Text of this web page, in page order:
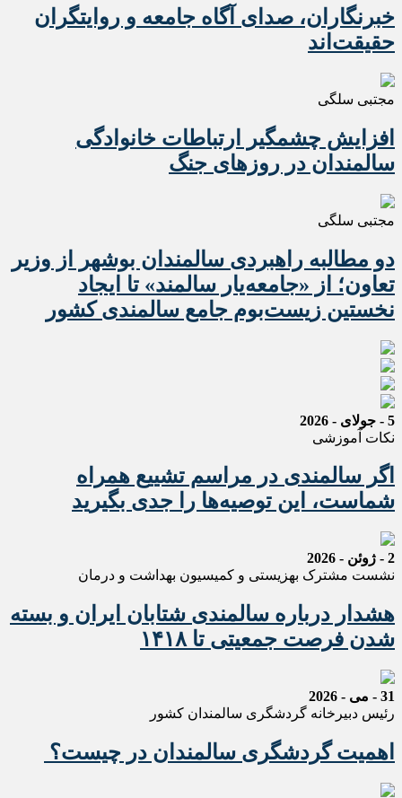
خبرنگاران، صدای آگاه جامعه و روایتگران
حقیقت‌اند
مجتبی سلگی
افزایش چشمگیر ارتباطات خانوادگی
سالمندان در روزهای جنگ
مجتبی سلگی
دو مطالبه راهبردی سالمندان بوشهر از وزیر
تعاون؛ از «جامعه‌یار سالمند» تا ایجاد
نخستین زیست‌بوم جامع سالمندی کشور
5 - جولای - 2026
نکات آموزشی
اگر سالمندی در مراسم تشییع همراه
شماست، این توصیه‌ها را جدی بگیرید
2 - ژوئن - 2026
نشست مشترک بهزیستی و کمیسیون بهداشت و درمان
هشدار درباره سالمندی شتابان ایران و بسته
شدن فرصت جمعیتی تا ۱۴۱۸
31 - می - 2026
رئیس دبیرخانه گردشگری سالمندان کشور
اهمیت گردشگری سالمندان در چیست؟